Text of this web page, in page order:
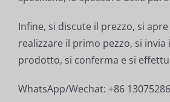
Infine, si discute il prezzo, si
realizzare il primo pezzo, si invia
prodotto, si conferma e si
WhatsApp/Wechat: +86